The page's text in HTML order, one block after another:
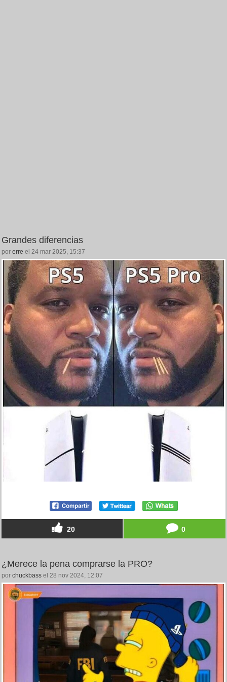
Grandes diferencias
por erre el 24 mar 2025, 15:37
20 0
¿Merece la pena comprarse la PRO?
por chuckbass el 28 nov 2024, 12:07